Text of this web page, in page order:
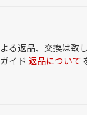
る返品、交換は致し
イド 返品について